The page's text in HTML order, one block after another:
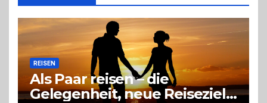
Entscheidung
REISEN
Als Paar reisen – die
Gelegenheit, neue Reiseziele